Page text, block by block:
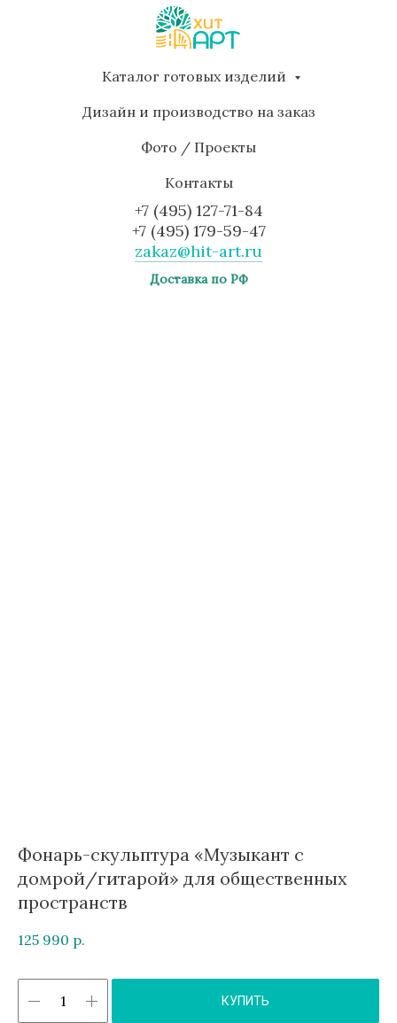
Каталог готовых изделий
Дизайн и производство на заказ
Фото / Проекты
Контакты
+7 (495) 127-71-84
+7 (495) 179-59-47
zakaz@hit-art.ru
Доставка по РФ
Фонарь-скульптура «Музыкант с
домрой/гитарой» для общественных
пространств
125 990 р.
КУПИТЬ